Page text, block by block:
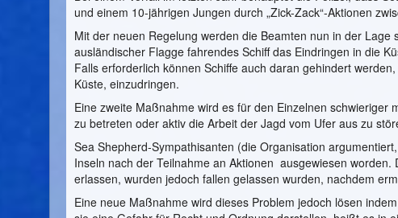
und einem 10-jährigen Jungen durch „Zick-Zack“-Aktionen
Mit der neuen Regelung werden die Beamten nun in der
ausländischer Flagge fahrendes Schiff das Eindringen in die
Falls erforderlich können Schiffe auch daran gehindert
Küste, einzudringen.
Eine zweite Maßnahme wird es für den Einzelnen
zu betreten oder aktiv die Arbeit der Jagd vom Ufer aus zu
Sea Shepherd-Sympathisanten (die Organisation
Inseln nach der Teilnahme an Aktionen ausgewiesen
erlassen, wurden jedoch fallen gelassen wurden, nachdem
Eine neue Maßnahme wird dieses Problem jedoch lösen